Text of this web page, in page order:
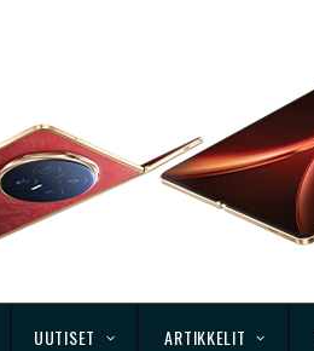
UUTISET ARTIKKELIT